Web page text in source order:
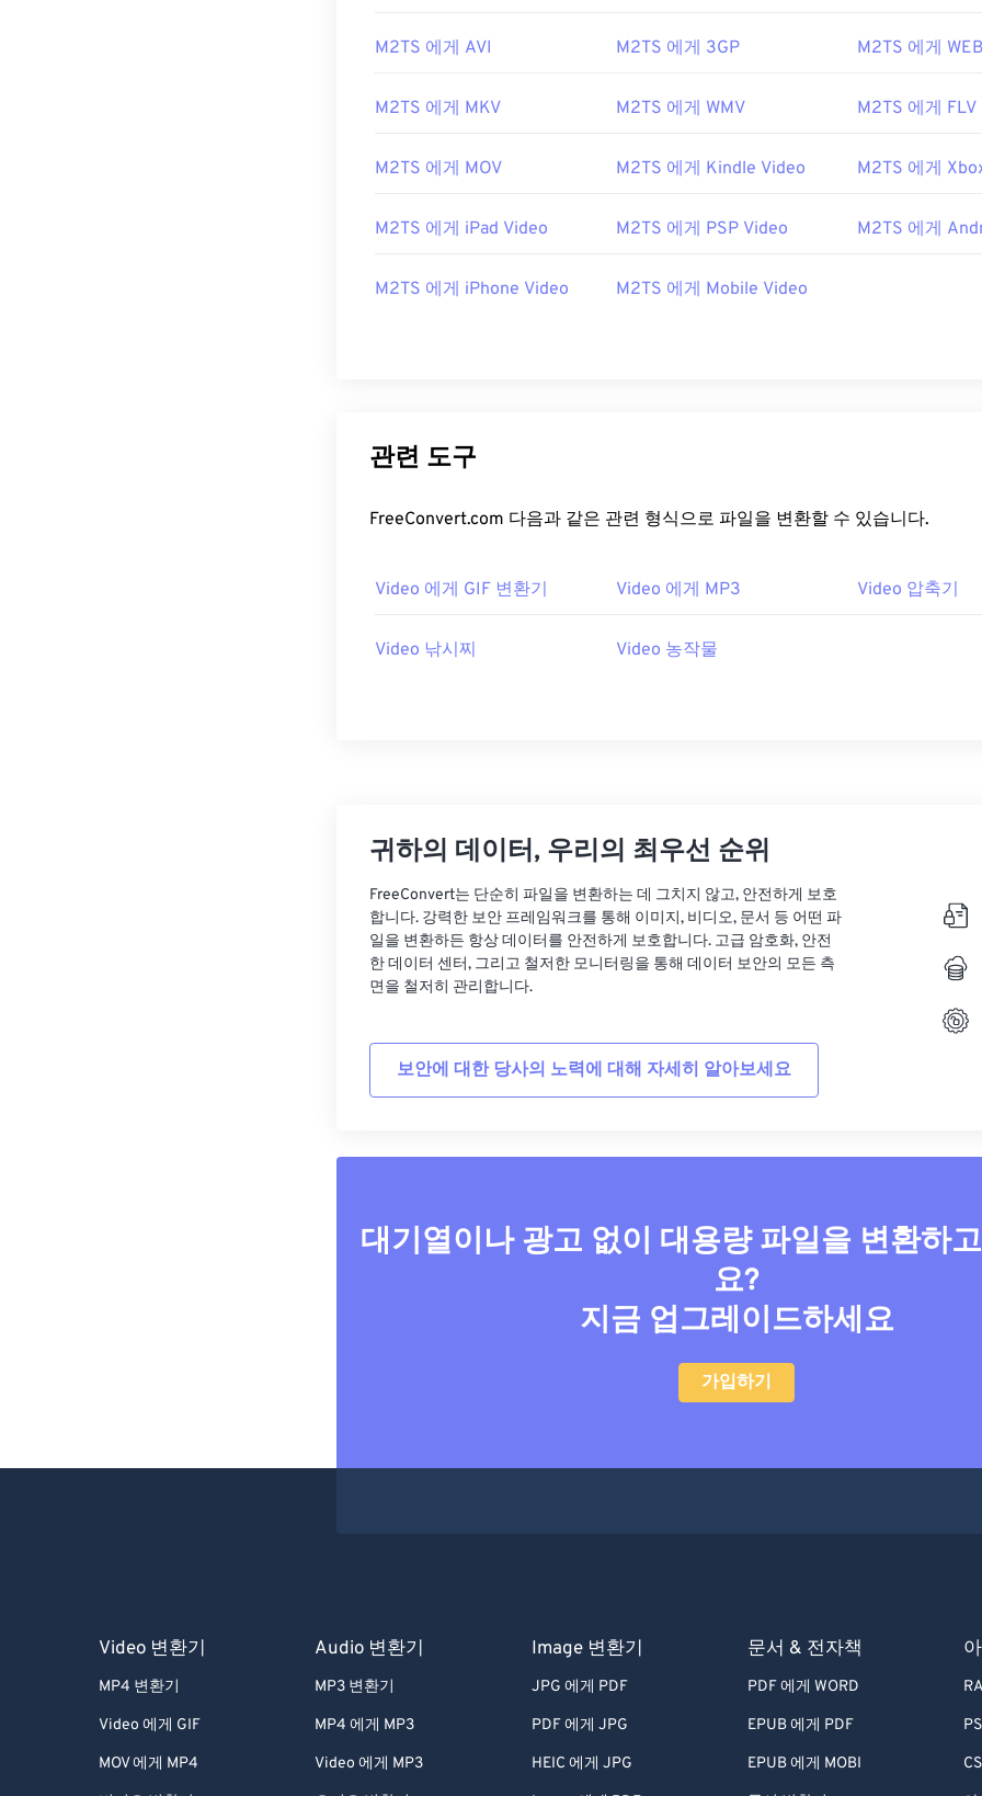
유용한 링크:
https://www.lifewire.com/m2ts-file
M2TS 에게 AVI M2TS 에게 3GP M2TS 에게
M2TS 에게 MKV M2TS 에게 WMV M2TS 에게 FLV
M2TS 에게 MOV M2TS 에게 Kindle Video M2TS 에게
M2TS 에게 iPad Video M2TS 에게 PSP Video M2TS 에게
M2TS 에게 iPhone Video M2TS 에게 Mobile Video
관련 도구
FreeConvert.com 다음과 같은 관련 형식으로 파일을 변환할 수 있습니다.
Video 에게 GIF 변환기 Video 에게 MP3 Video 압축기
Video 낚시찌 Video 농작물
귀하의 데이터, 우리의 최우선 순위
FreeConvert는 단순히 파일을 변환하는 데 그치지 않고, 안전하게 보호
합니다. 강력한 보안 프레임워크를 통해 이미지, 비디오, 문서 등 어떤 파
일을 변환하든 항상 데이터를 안전하게 보호합니다. 고급 암호화, 안전
한 데이터 센터, 그리고 철저한 모니터링을 통해 데이터 보안의 모든 측
면을 철저히 관리합니다.
보안에 대한 당사의 노력에 대해 자세히 알아보세요
대기열이나 광고 없이 대용량 파일을 변환하
요?
지금 업그레이드하세요
가입하기
Video 변환기
MP4 변환기
Video 에게 GIF
MOV 에게 MP4
Audio 변환기
MP3 변환기
MP4 에게 MP3
Video 에게 MP3
Image 변환기
JPG 에게 PDF
PDF 에게 JPG
HEIC 에게 JPG
문서 & 전자책
PDF 에게 WORD
EPUB 에게 PDF
EPUB 에게 MOBI